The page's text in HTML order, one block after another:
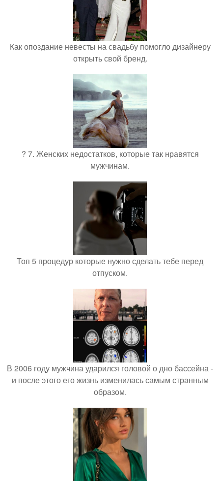
Как опоздание невесты на свадьбу помогло дизайнеру
открыть свой бренд.
? 7. Женских недостатков, которые так нравятся
мужчинам.
Топ 5 процедур которые нужно сделать тебе перед
отпуском.
В 2006 году мужчина ударился головой о дно бассейна -
и после этого его жизнь изменилась самым странным
образом.